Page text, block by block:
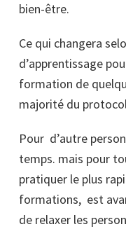
bien-être.
Ce qui changera
d’apprentissage
formation de
majorité du
Pour d’autre
temps. mais pour
pratiquer le plus
formations, est
de relaxer les